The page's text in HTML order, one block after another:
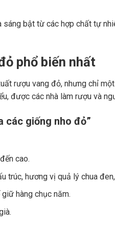
bật từ các hợp chất tự
phổ biến nhất
rượu vang đỏ, nhưng chỉ
được các nhà làm rượu và
các giống nho đỏ”
cao.
trúc, hương vị quả lý chua
hàng chục năm.